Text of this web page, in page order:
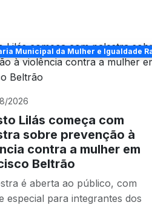
Municipal da Mulher e Igualdade
2026
Lilás começa com
sobre prevenção à
contra a mulher em
Beltrão
é aberta ao público, com
especial para integrantes dos